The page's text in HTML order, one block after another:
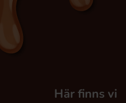
Här finns vi